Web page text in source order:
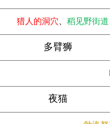
猎人的洞穴、 稻见野街道
多臂狮
夜猫